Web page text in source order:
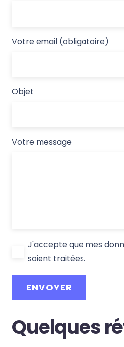
Votre email (obligatoire)
Objet
Votre message
J'accepte que mes
soient traitées.
Quelques